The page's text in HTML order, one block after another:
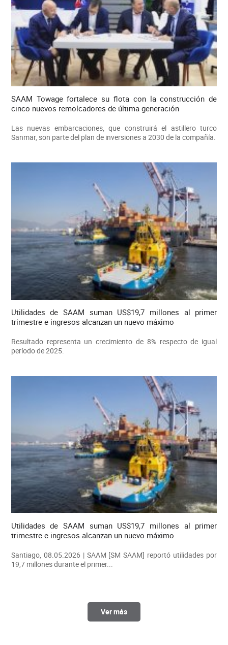
SAAM Towage fortalece su flota con la construcción de
cinco nuevos remolcadores de última generación
Las nuevas embarcaciones, que construirá el astillero turco
Sanmar, son parte del plan de inversiones a 2030 de la compañía.
Utilidades de SAAM suman US$19,7 millones al primer
trimestre e ingresos alcanzan un nuevo máximo
Resultado representa un crecimiento de 8% respecto de igual
período de 2025.
Utilidades de SAAM suman US$19,7 millones al primer
trimestre e ingresos alcanzan un nuevo máximo
Santiago, 08.05.2026 | SAAM [SM SAAM] reportó utilidades por
19,7 millones durante el primer...
Ver más